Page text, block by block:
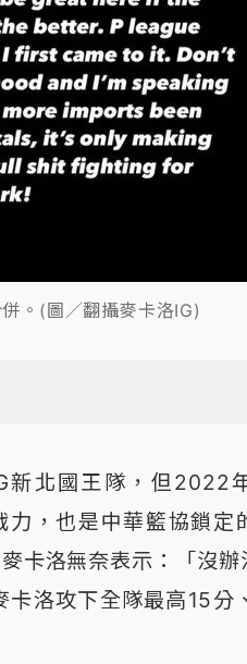
。(圖／翻攝麥卡洛IG)
北國王隊，但2022
，也是中華籃協鎖定
卡洛無奈表示：「沒辦
洛攻下全隊最高15分